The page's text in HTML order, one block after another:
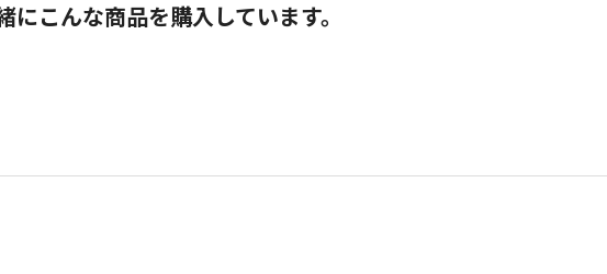
こんな商品を購入しています。